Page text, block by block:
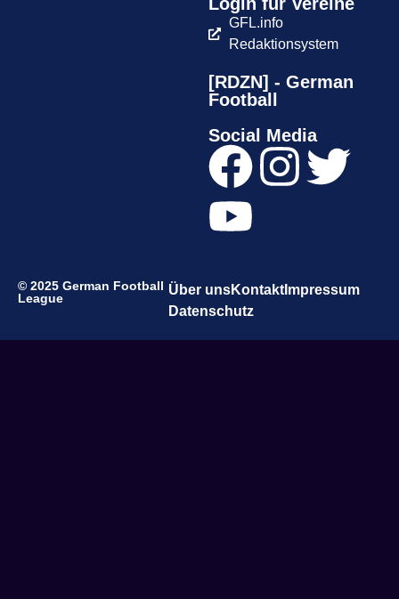
GFL.info
Redaktionsystem
[RDZN] - German
Football
Social Media
© 2025 German Football
League
Über unsKontaktImpressum
Datenschutz